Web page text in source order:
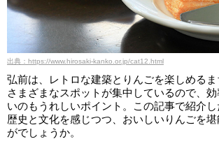
出典：https://www.hirosaki-kanko.or.jp/cat12.html
弘前は、レトロな建築とりんごを楽しめる
さまざまなスポットが集中しているので、
いのもうれしいポイント。この記事で紹介し
歴史と文化を感じつつ、おいしいりんごを
がでしょうか。